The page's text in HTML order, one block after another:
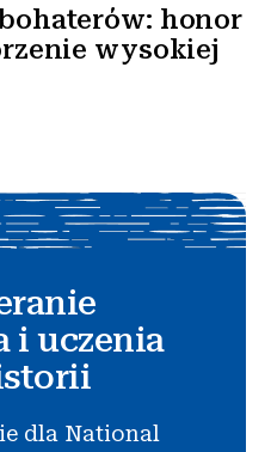
honor
wysokiej
i uczenia
dla National